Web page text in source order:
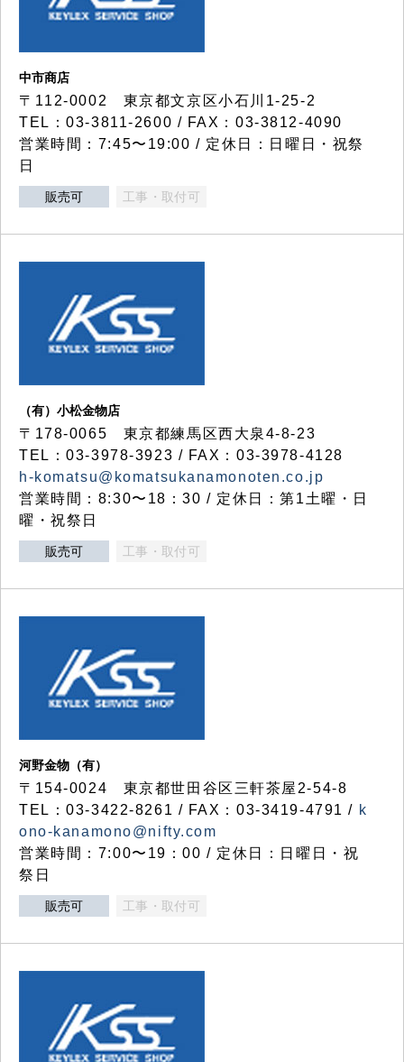
中市商店
〒112-0002 東京都文京区小石川1-25-2
TEL：03-3811-2600 / FAX：03-3812-4090
営業時間：7:45〜19:00 / 定休日：日曜日・祝祭
日
販売可 工事・取付可
（有）小松金物店
〒178-0065 東京都練馬区西大泉4-8-23
TEL：03-3978-3923 / FAX：03-3978-4128
h-komatsu@komatsukanamonoten.co.jp
営業時間：8:30〜18：30 / 定休日：第1土曜・日
曜・祝祭日
販売可 工事・取付可
河野金物（有）
〒154-0024 東京都世田谷区三軒茶屋2-54-8
TEL：03-3422-8261 / FAX：03-3419-4791 / k
ono-kanamono@nifty.com
営業時間：7:00〜19：00 / 定休日：日曜日・祝
祭日
販売可 工事・取付可